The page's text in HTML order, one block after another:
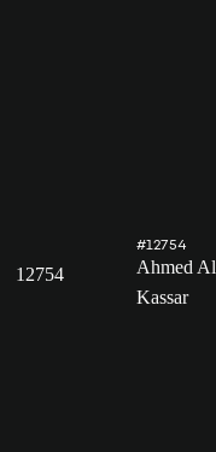
12754
#12754
Ahmed Al
Kassar